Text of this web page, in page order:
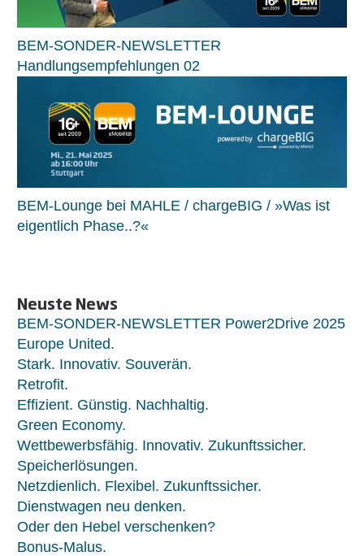
BEM-SONDER-NEWSLETTER
Handlungsempfehlungen 02
BEM-Lounge bei MAHLE / chargeBIG / »Was ist
eigentlich Phase..?«
Neuste News
BEM-SONDER-NEWSLETTER Power2Drive 2025
Europe United.
Stark. Innovativ. Souverän.
Retrofit.
Effizient. Günstig. Nachhaltig.
Green Economy.
Wettbewerbsfähig. Innovativ. Zukunftssicher.
Speicherlösungen.
Netzdienlich. Flexibel. Zukunftssicher.
Dienstwagen neu denken.
Oder den Hebel verschenken?
Bonus-Malus.